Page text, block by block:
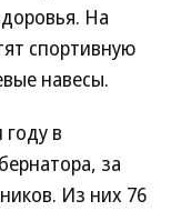
На
спортивную
навесы.
году в
за
Из них 76